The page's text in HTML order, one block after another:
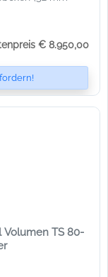
€ 8.950,00
Volumen TS 80-